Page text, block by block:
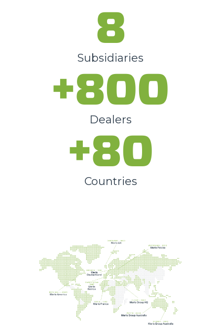
8
Subsidiaries
+800
Dealers
+80
Countries